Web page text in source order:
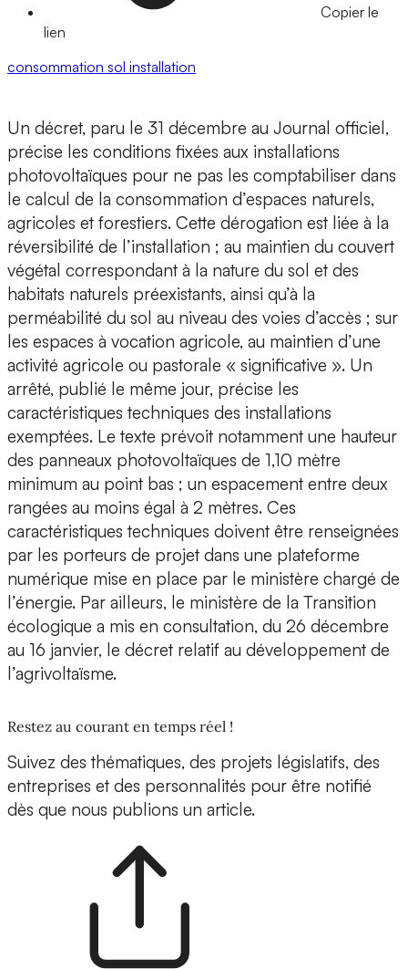
Copier le
lien
consommation sol installation
Un décret, paru le 31 décembre au Journal officiel,
précise les conditions fixées aux installations
photovoltaïques pour ne pas les comptabiliser dans
le calcul de la consommation d’espaces naturels,
agricoles et forestiers. Cette dérogation est liée à la
réversibilité de l’installation ; au maintien du couvert
végétal correspondant à la nature du sol et des
habitats naturels préexistants, ainsi qu’à la
perméabilité du sol au niveau des voies d’accès ; sur
les espaces à vocation agricole, au maintien d’une
activité agricole ou pastorale « significative ». Un
arrêté, publié le même jour, précise les
caractéristiques techniques des installations
exemptées. Le texte prévoit notamment une hauteur
des panneaux photovoltaïques de 1,10 mètre
minimum au point bas ; un espacement entre deux
rangées au moins égal à 2 mètres. Ces
caractéristiques techniques doivent être renseignées
par les porteurs de projet dans une plateforme
numérique mise en place par le ministère chargé de
l’énergie. Par ailleurs, le ministère de la Transition
écologique a mis en consultation, du 26 décembre
au 16 janvier, le décret relatif au développement de
l’agrivoltaïsme.
Restez au courant en temps réel !
Suivez des thématiques, des projets législatifs, des
entreprises et des personnalités pour être notifié
dès que nous publions un article.